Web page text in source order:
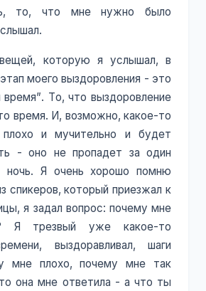
то, что мне нужно было
которую я услышал, в
моего выздоровления - это
время”. То, что выздоровление
время. И, возможно, какое-то
и мучительно и будет
- оно не пропадет за один
ночь. Я очень хорошо помню
спикеров, который приезжал к
я задал вопрос: почему мне
Я трезвый уже какое-то
выздоравливал, шаги
мне плохо, почему мне так
она мне ответила - а что ты